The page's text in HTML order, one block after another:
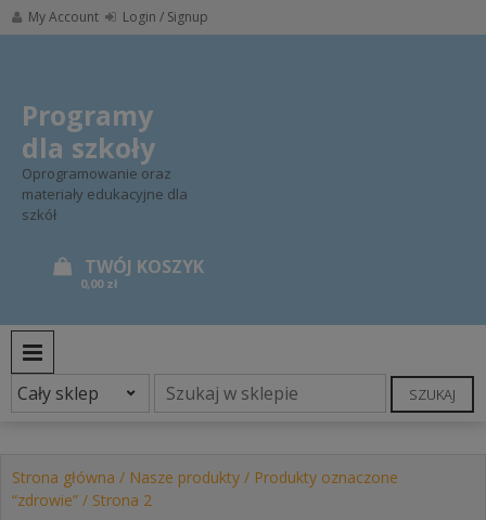
Skip
to
My Account Login / Signup
Programy
dla szkoły
Oprogramowanie oraz
materiały edukacyjne dla
szkół
0,00 zł
SZUKAJ
Strona główna / Nasze produkty / Produkty oznaczone
“zdrowie” / Strona 2